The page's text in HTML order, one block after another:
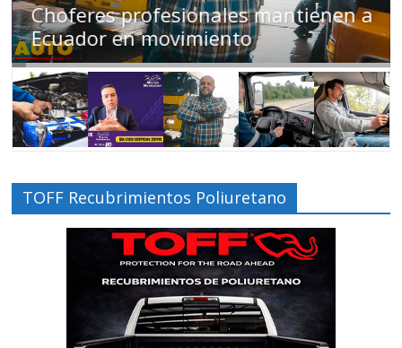
Choferes profesionales mantienen a
Ecuador en movimiento
TOFF Recubrimientos Poliuretano